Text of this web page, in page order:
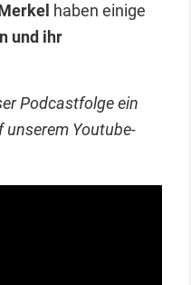
haben einige
und ihr
Podcastfolge ein
Youtube-